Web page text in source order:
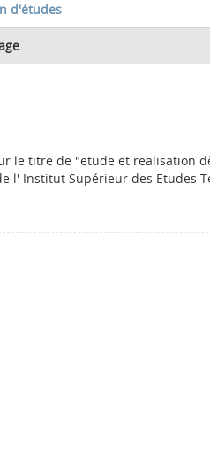
d'études
le titre de "etude et realisation
l' Institut Supérieur des Etudes